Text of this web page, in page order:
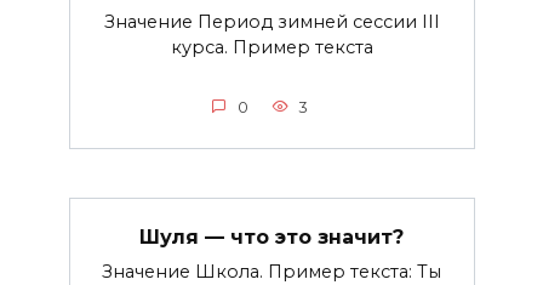
Значение Период зимней сессии III
курса. Пример текста
0 3
Шуля — что это значит?
Значение Школа. Пример текста: Ты